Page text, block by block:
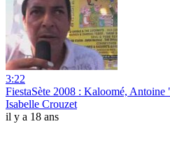
3:22
FiestaSète 2008 : Kaloomé, Antoine
Isabelle Crouzet
il y a 18 ans